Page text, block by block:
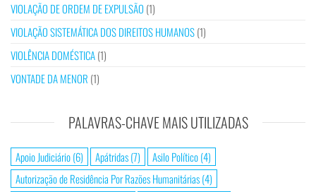
VIOLAÇÃO DE ORDEM DE EXPULSÃO (1)
VIOLAÇÃO SISTEMÁTICA DOS DIREITOS HUMANOS(1)
VIOLÊNCIA DOMÉSTICA(1)
VONTADE DA MENOR (1)
PALAVRAS-CHAVE MAIS UTILIZADAS
Apoio Judiciário(6) Apátridas(7) Asilo Político(4)
Autorização de Residência Por Razões Humanitárias(4)